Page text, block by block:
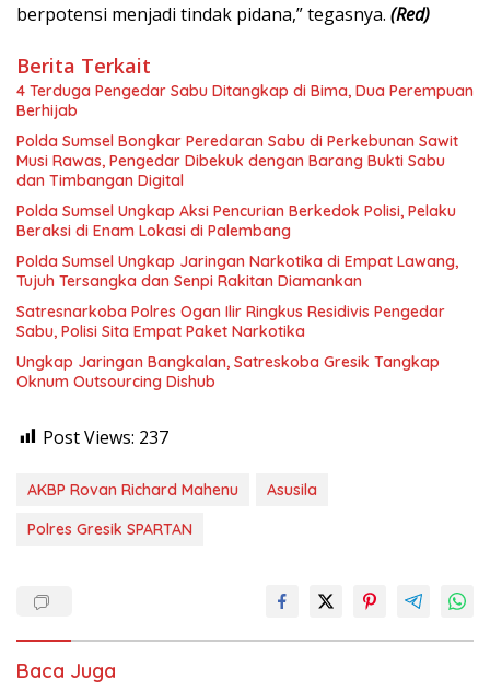
berpotensi menjadi tindak pidana,” tegasnya. (Red)
Berita Terkait
4 Terduga Pengedar Sabu Ditangkap di Bima, Dua Perempuan
Berhijab
Polda Sumsel Bongkar Peredaran Sabu di Perkebunan Sawit
Musi Rawas, Pengedar Dibekuk dengan Barang Bukti Sabu
dan Timbangan Digital
Polda Sumsel Ungkap Aksi Pencurian Berkedok Polisi, Pelaku
Beraksi di Enam Lokasi di Palembang
Polda Sumsel Ungkap Jaringan Narkotika di Empat Lawang,
Tujuh Tersangka dan Senpi Rakitan Diamankan
Satresnarkoba Polres Ogan Ilir Ringkus Residivis Pengedar
Sabu, Polisi Sita Empat Paket Narkotika
Ungkap Jaringan Bangkalan, Satreskoba Gresik Tangkap
Oknum Outsourcing Dishub
Post Views: 237
AKBP Rovan Richard Mahenu
Asusila
Polres Gresik SPARTAN
Baca Juga